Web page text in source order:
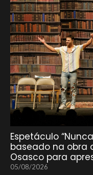
Espetáculo
baseado na obra
Osasco para
05/08/2026